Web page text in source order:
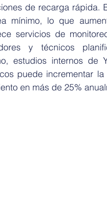
de recarga rápida.
mínimo, lo que
servicios de
y técnicos
estudios internos de
puede incrementar
en más de 25%